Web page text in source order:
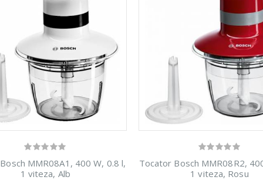
MMR08A1, 400 W, 0.8 l,
1 viteza, Alb
Tocator Bosch MMR08R2,
1 viteza, Rosu